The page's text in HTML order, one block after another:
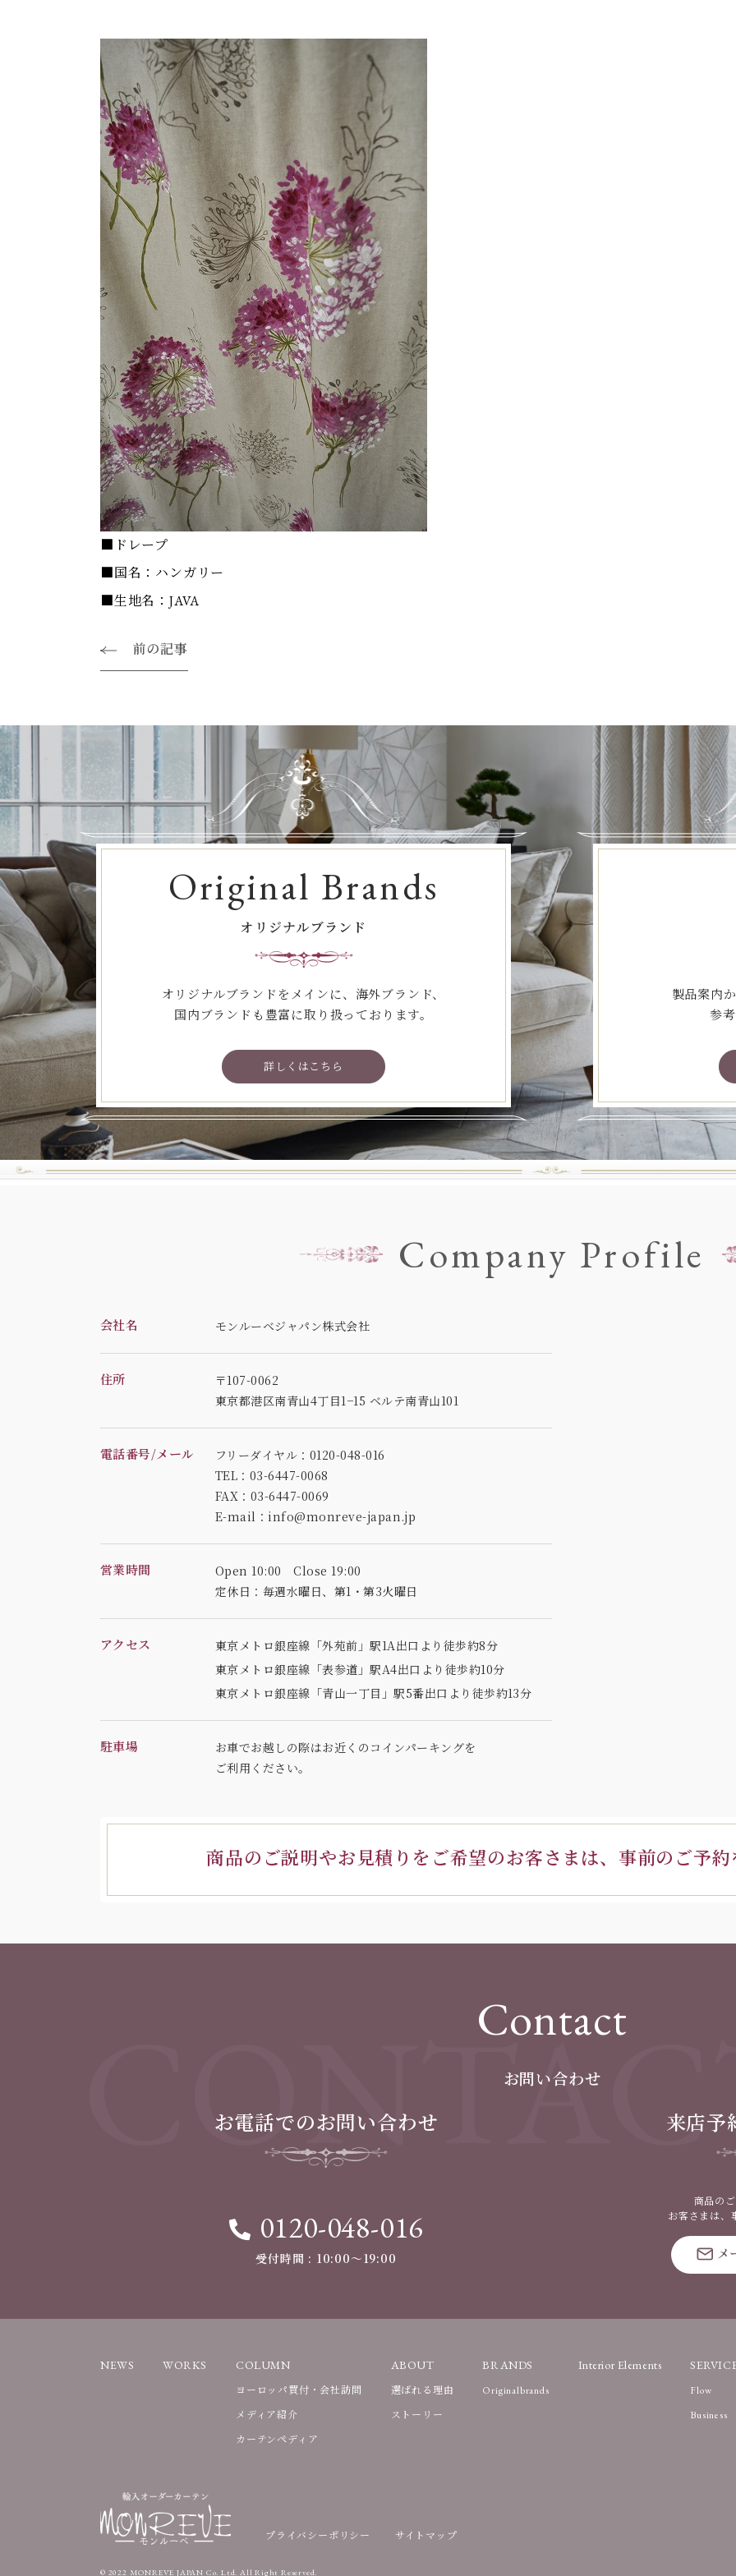
■ドレープ
■国名：ハンガリー
■生地名：JAVA
前の記事
Original Brands
オリジナルブランド
オリジナルブランドをメインに、海外ブランド、
国内ブランドも豊富に取り扱っております。
詳しくはこちら
製品案内
参
Company Profile
会社名 モンルーベジャパン株式会社
住所
〒107-0062
東京都港区南青山4丁目1−15 ベルテ南青山101
電話番号/メール
フリーダイヤル：0120-048-016
TEL：03-6447-0068
FAX：03-6447-0069
E-mail：info@monreve-japan.jp
営業時間
Open 10:00 Close 19:00
定休日：毎週水曜日、 第1・第3火曜日
アクセス
東京メトロ銀座線「外苑前」駅1A出口より徒歩約8分
東京メトロ銀座線「表参道」駅A4出口より徒歩約10分
東京メトロ銀座線「青山一丁目」駅5番出口より徒歩約13分
駐車場
お車でお越しの際はお近くのコインパーキングを
ご利用ください。
商品のご説明やお見積りを ご希望のお客さまは、 事前のご予
Contact
お問い合わせ
お電話でのお問い合わせ
0120-048-016
受付時間 : 10:00〜19:00
来店予
商品の
お客さまは、
メ
NEWS WORKS COLUMN
ヨーロッパ買付・会社訪問
メディア紹介
カーテンペディア
ABOUT
選ばれる理由
ストーリー
BRANDS
Originalbrands
Interior Elements
Flow
Business
プライバシーポリシー サイトマップ
© 2022 MONREVE JAPAN Co. Ltd. All Right Reserved.